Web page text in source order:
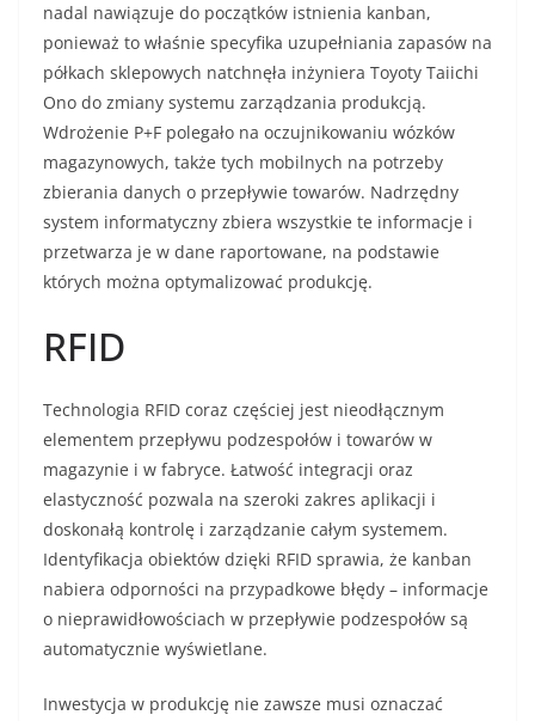
nadal nawiązuje do początków istnienia kanban,
ponieważ to właśnie specyfika uzupełniania zapasów na
półkach sklepowych natchnęła inżyniera Toyoty Taiichi
Ono do zmiany systemu zarządzania produkcją.
Wdrożenie P+F polegało na oczujnikowaniu wózków
magazynowych, także tych mobilnych na potrzeby
zbierania danych o przepływie towarów. Nadrzędny
system informatyczny zbiera wszystkie te informacje i
przetwarza je w dane raportowane, na podstawie
których można optymalizować produkcję.
RFID
Technologia RFID coraz częściej jest nieodłącznym
elementem przepływu podzespołów i towarów w
magazynie i w fabryce. Łatwość integracji oraz
elastyczność pozwala na szeroki zakres aplikacji i
doskonałą kontrolę i zarządzanie całym systemem.
Identyfikacja obiektów dzięki RFID sprawia, że kanban
nabiera odporności na przypadkowe błędy – informacje
o nieprawidłowościach w przepływie podzespołów są
automatycznie wyświetlane.
Inwestycja w produkcję nie zawsze musi oznaczać